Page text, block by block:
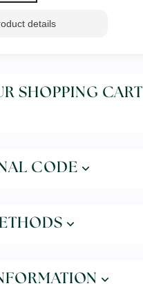
details
SHOPPING CART
CODE